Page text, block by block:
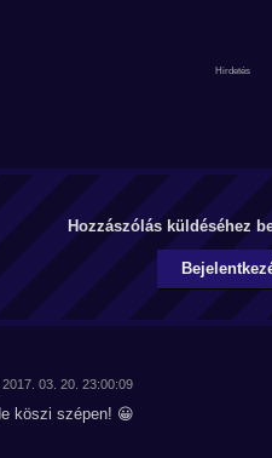
Hozzászólás küldéséhez
03. 20. 23:00:09
köszi szépen! 😀